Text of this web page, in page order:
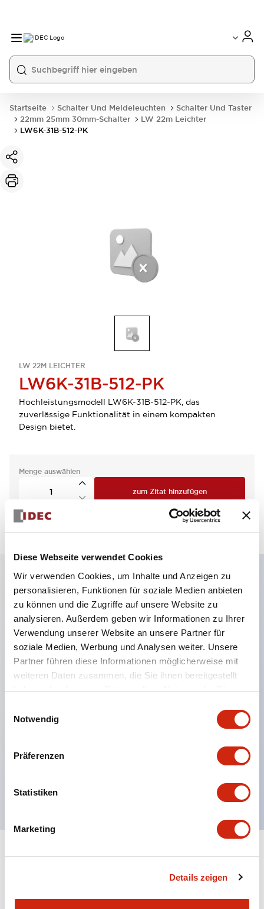
Diese Webseite verwendet Cookies
Wir verwenden Cookies, um Inhalte und Anzeigen zu
personalisieren, Funktionen für soziale Medien anbieten
zu können und die Zugriffe auf unsere Website zu
analysieren. Außerdem geben wir Informationen zu Ihrer
Verwendung unserer Website an unsere Partner für
soziale Medien, Werbung und Analysen weiter. Unsere
Partner führen diese Informationen möglicherweise mit
weiteren Daten zusammen, die Sie ihnen bereitgestellt
haben oder die sie im Rahmen Ihrer Nutzung der Dienste
Notwendig
Präferenzen
Statistiken
Marketing
Details zeigen
Startseite Schalter Und Meldeleuchten
Schalter Und Taster
22mm 25mm 30mm-Schalter
LW 22m Leichter
LW6K-31B-512-PK
LW 22M LEICHTER
LW6K-31B-512-PK
Hochleistungsmodell LW6K-31B-512-PK, das
zuverlässige Funktionalität in einem kompakten
Design bietet.
Menge auswählen
zum Zitat hinzufügen
Hauptmerkmale
Eine dichte Montage in Gruppen ist möglich, und
das An- und Abstecken der Kontakt-Einheit ist
auch bei der dichten Montage in Gruppen einfach
durchführbar.
das An- und Abnehmen des Verriegelungshebels.
Schutzart ist Spritzwassergeschützt, IP65 (IEC
60529). (Der Summer ist geschlossen ausgeführt)